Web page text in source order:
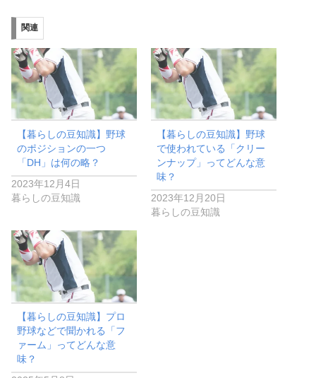
関連
【暮らしの豆知識】野球
のポジションの一つ
「DH」は何の略？
2023年12月4日
暮らしの豆知識
【暮らしの豆知識】野球
で使われている「クリー
ンナップ」ってどんな意
味？
2023年12月20日
暮らしの豆知識
【暮らしの豆知識】プロ
野球などで聞かれる「フ
ァーム」ってどんな意
味？